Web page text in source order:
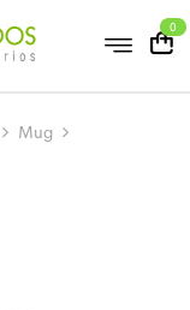
0
Mug